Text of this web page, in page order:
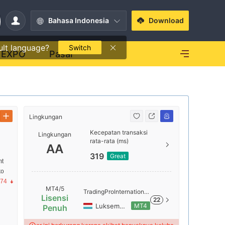
Bahasa Indonesia
language? Switch
Download
EXPO Pasar
Lingkungan
Lingkungan
AA
Kecepatan transaksi
rata-rata (ms)
319 Great
MT4/5
Lisensi
Penuh
TradingProInternational
Luksemburg MT4
22